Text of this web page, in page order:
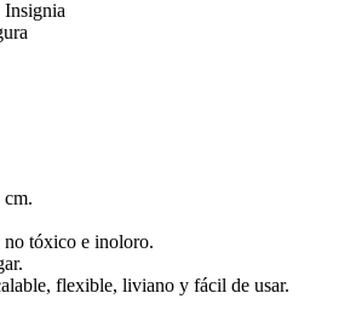
no tóxico e inoloro.
flexible, liviano y fácil de usar.